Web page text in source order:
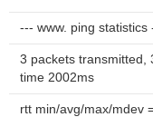
--- www. ping statistics
3 packets transmitted,
time 2002ms
rtt min/avg/max/mdev